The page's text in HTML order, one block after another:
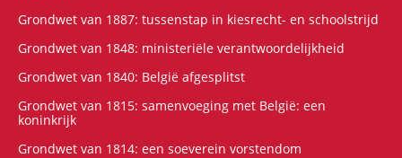
Grondwet van 1887: tussenstap in kiesrecht- en schoolstrijd
Grondwet van 1848: ministeriële verantwoordelijkheid
Grondwet van 1840: België afgesplitst
Grondwet van 1815: samenvoeging met België: een
koninkrijk
Grondwet van 1814: een soeverein vorstendom